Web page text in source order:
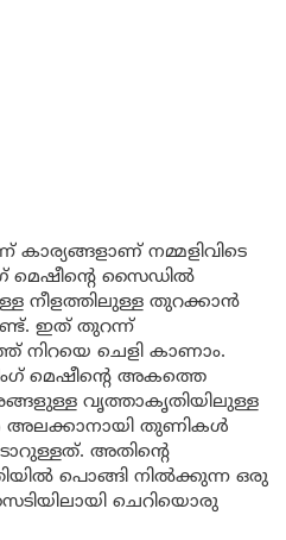
നമ്മളിവിടെ
മെഷീന്റെ സൈഡിൽ
നീളത്തിലുള്ള തുറക്കാൻ
ഇത് തുറന്ന്
ചെളി കാണാം.
മെഷീന്റെ അകത്തെ
വൃത്താകൃതിയിലുള്ള
അലക്കാനായി തുണികൾ
അതിന്റെ
പൊങ്ങി നിൽക്കുന്ന ഒരു
ചെറിയൊരു